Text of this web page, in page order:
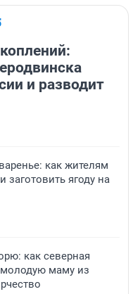
и разводит
как жителям
заготовить ягоду на
как северная
маму из